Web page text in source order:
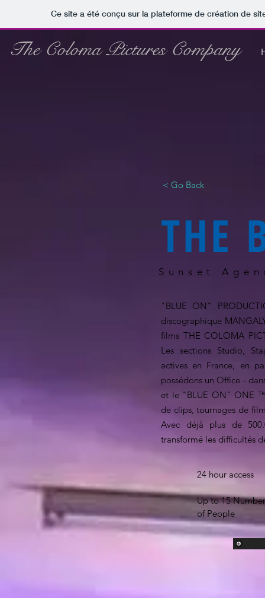
Ce site a été conçu sur la plateforme de création de
The Coloma Pictures Company
< Go Back
THE
Sunset
"BLUE ON"
discographique
films THE COLOMA
Les sections Studio,
actives en France, en
possédons un Office -
et le "BLUE ON" ONE
de clips, tournages de
Avec déjà plus de
transformé les difficultés
24 hour access
Up to 15 Number
of People